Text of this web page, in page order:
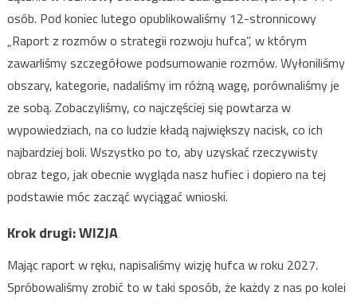
osób. Pod koniec lutego opublikowaliśmy 12-stronnicowy
„Raport z rozmów o strategii rozwoju hufca”, w którym
zawarliśmy szczegółowe podsumowanie rozmów. Wyłoniliśmy
obszary, kategorie, nadaliśmy im różną wagę, porównaliśmy je
ze sobą. Zobaczyliśmy, co najczęściej się powtarza w
wypowiedziach, na co ludzie kładą największy nacisk, co ich
najbardziej boli. Wszystko po to, aby uzyskać rzeczywisty
obraz tego, jak obecnie wygląda nasz hufiec i dopiero na tej
podstawie móc zacząć wyciągać wnioski.
Krok drugi: WIZJA
Mając raport w ręku, napisaliśmy wizję hufca w roku 2027.
Spróbowaliśmy zrobić to w taki sposób, że każdy z nas po kolei